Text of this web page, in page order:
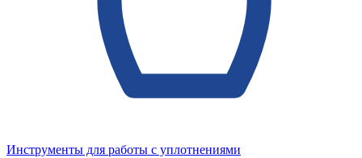
Инструменты для работы с уплотнениями